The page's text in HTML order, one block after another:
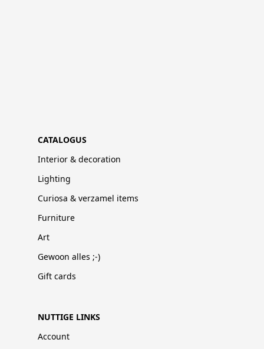
CATALOGUS
Interior & decoration
Lighting
Curiosa & verzamel items
Furniture
Art
Gewoon alles ;-)
Gift cards
NUTTIGE LINKS
Account